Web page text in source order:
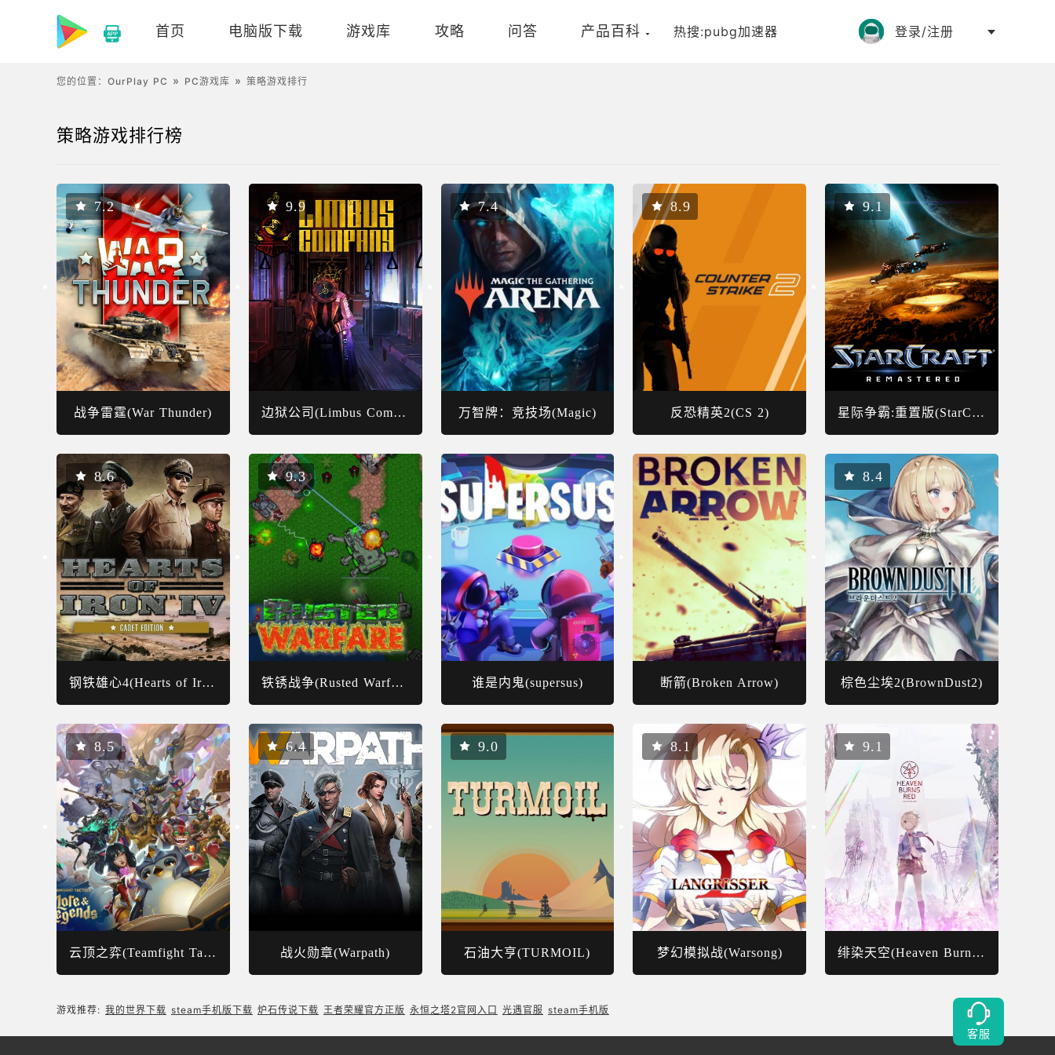
首页 电脑版下载 游戏库 攻略 问答 产品百科 热搜:pubg加速器 登录/注册
客服
您的位置： OurPlay PC PC游戏库 策略游戏排行
策略游戏排行榜
战争雷霆(War Thunder)
7.2
边狱公司(Limbus Company)
9.9
万智牌：竞技场(Magic)
7.4
反恐精英2(CS 2)
8.9
星际争霸:重置版(StarCraft)
9.1
钢铁雄心4(Hearts of Iron IV)
8.6
铁锈战争(Rusted Warfare)
9.3
谁是内鬼(supersus) 断箭(Broken Arrow) 棕色尘埃2(BrownDust2)
8.4
云顶之弈(Teamfight Tactics)
8.5
战火勋章(Warpath)
6.4
石油大亨(TURMOIL)
9.0
梦幻模拟战(Warsong)
8.1
绯染天空(Heaven Burns Red)
9.1
游戏推荐: 我的世界下载 steam手机版下载 炉石传说下载 王者荣耀官方正版 永恒之塔2官网入口 光遇官服 steam手机版